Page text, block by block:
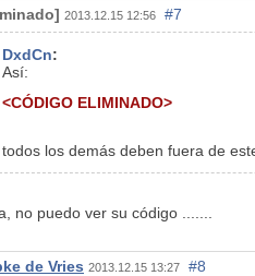
2013.12.15 12:56 #7
DxdCn:
Así:
<CÓDIGO ELIMINADO>
todos los demás deben fuera de
no puedo ver su código .......
de Vries 2013.12.15 13:27 #8